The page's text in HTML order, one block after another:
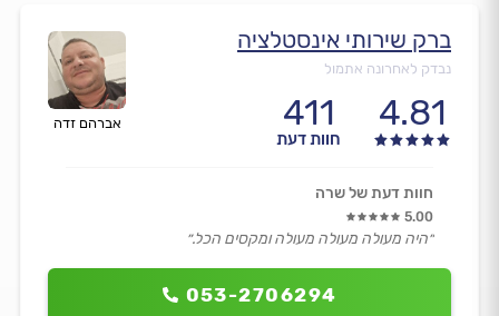
אברהם זדה
ברק שירותי אינסטלציה
נבדק לאחרונה אתמול
4.81
411
חוות דעת
053-2706294
חוות דעת של שרה
5.00
״היה מעולה מעולה מעולה ומקסים הכל.״